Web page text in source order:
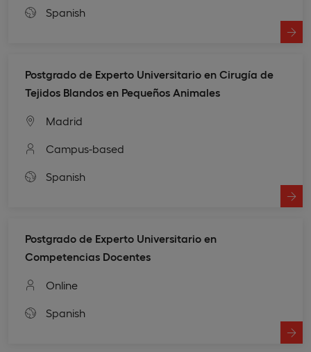
Spanish
Postgrado de Experto Universitario en Cirugía de
Tejidos Blandos en Pequeños Animales
Madrid
Campus-based
Spanish
Postgrado de Experto Universitario en
Competencias Docentes
Online
Spanish